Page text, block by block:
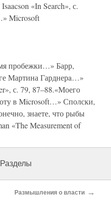
«In Search», с.
Microsoft
пробежки…» Барр,
Мартина Гарднерa…»
с. 79, 87–88.«Моего
в Microsoft…» Сполски,
знаете, что рыбы
«The Measurement of
Разделы
Размышления о власти →